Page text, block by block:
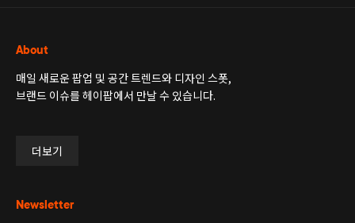
About
매일 새로운 팝업 및 공간 트렌드와 디자인 스폿,
브랜드 이슈를 헤이팝에서 만날 수 있습니다.
더보기
Newsletter